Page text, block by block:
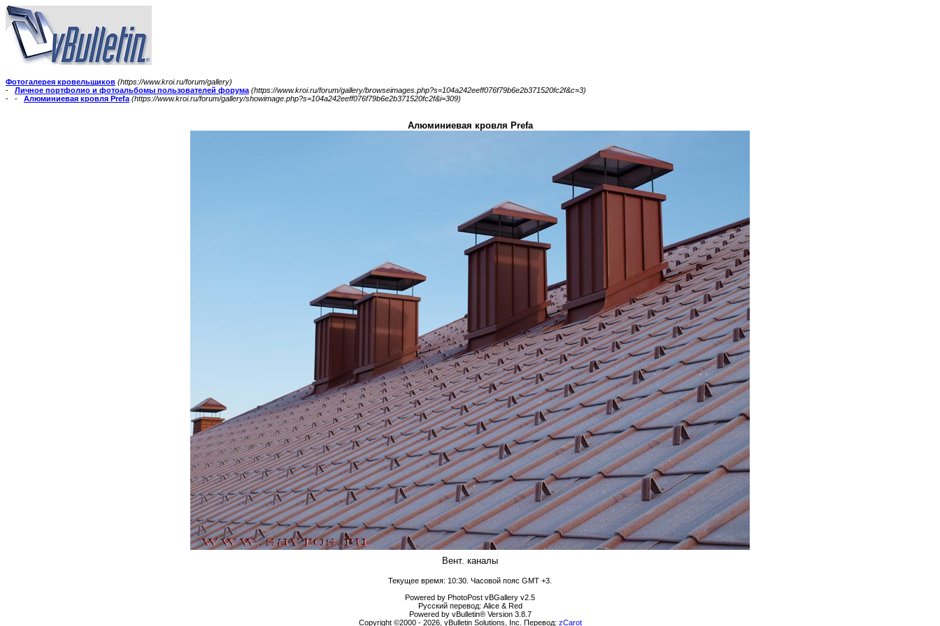
Фотогалерея кровельщиков (https://www.kroi.ru/forum/gallery)
- Личное портфолио и фотоальбомы пользователей форума (https://www.kroi.ru/forum/gallery/browseimages.php?s=104a242eeff076f79b6e2b371520fc2f&c=3)
- - Алюминиевая кровля Prefa (https://www.kroi.ru/forum/gallery/showimage.php?s=104a242eeff076f79b6e2b371520fc2f&i=309)
Алюминиевая кровля Prefa
Вент. каналы
Текущее время: 10:30 . Часовой пояс GMT +3.
Powered by PhotoPost vBGallery v2.5
Русский перевод: Alice & Red
Powered by vBulletin® Version 3.8.7
Copyright ©2000 - 2026, vBulletin Solutions, Inc. Перевод: zCarot